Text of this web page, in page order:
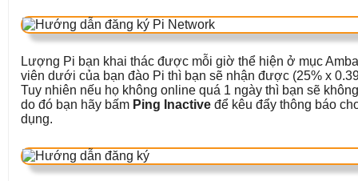
Lượng Pi bạn khai thác được mỗi giờ thể hiện ở mục
viên dưới của bạn đào Pi thì bạn sẽ nhận được (25% x
Tuy nhiên nếu họ không online quá 1 ngày thì bạn sẽ
do đó bạn hãy bấm Ping Inactive để kêu đẩy thông báo
dụng.